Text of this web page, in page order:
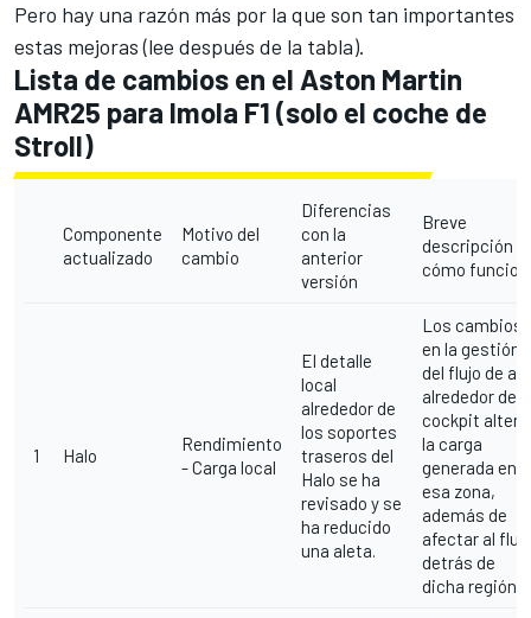
Pero hay una razón más por la que son tan importantes
estas mejoras (lee después de la tabla).
Lista de cambios en el Aston Martin
AMR25 para Imola F1 (solo el coche de
Stroll)
Componente
actualizado
Motivo del
cambio
Diferencias
con la
anterior
versión
Breve
descripción
cómo
1 Halo
Rendimiento
- Carga local
El detalle
local
alrededor de
los soportes
traseros del
Halo se ha
revisado y se
ha reducido
una aleta.
Los cambios
en la gestión
del flujo de
alrededor del
cockpit
la carga
generada en
esa zona,
además de
afectar al flujo
detrás de
dicha región.